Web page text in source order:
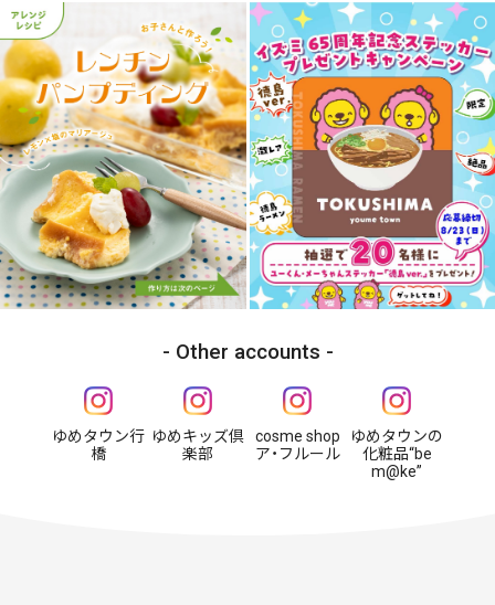
Other accounts
ゆめタウン行
橋
ゆめキッズ倶
楽部
cosme shop
ア・フルール
ゆめタウンの
化粧品“be
m@ke”